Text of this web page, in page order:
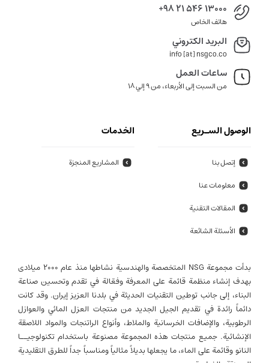
+98 21 546 13000
هاتف الخاص
البريد الكتروني
info [at] nsgco.co
ساعات العمل
من السبت إلى الأربعاء، من 9 إلي 18
الوصول السـريع
إتصل بنا
معلومات عنا
المقالات التقنية
الأسئلة الشائعة
الخدمات
المشاريع المنجزة
بدأت مجموعة NSG المتخصصة والهندسية نشاطها منذ عام 2000 میلادی
بهدف إنشاء منظمة قائمة على المعرفة وفعّالة في تقدم وتحسين صناعة
البناء، إلى جانب توطين التقنيات الحديثة في بلدنا العزيز إيران. وقد كانت
دائماً رائدة في تقديم الجيل الجديد من منتجات العزل المائي والعوازل
الرطوبية، والإضافات الخرسانية والملاط، وأنواع الراتنجات والمواد اللاصقة
الإنشائية. جميع منتجات هذه المجموعة مصنوعة باستخدام تكنولوجيــا
النانو وقائمة على الماء، ما يجعلها بديلاً مثالياً ومناسباً جداً للطرق التقليدية